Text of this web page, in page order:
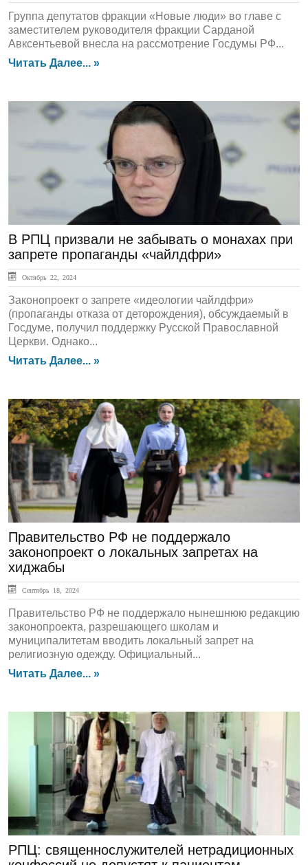
Группа депутатов фракции «Новые люди» во главе с
заместителем руководителя фракции Сарданой
Авксентьевой внесла на рассмотрение Госдумы РФ...
Читать Далее... »
ЛЕНТА НОВОСТЕЙ
В РПЦ призвали не забывать о монахах при
запрете пропаганды «чайлдфри»
Октябрь 22, 2024
Законопроект о запрете «идеологии чайлдфри»
(пропаганды отказа от деторождения), обсуждаемый в
Госдуме, получил поддержку Русской Православной
Церкви. Однако...
Читать Далее... »
ЛЕНТА НОВОСТЕЙ
Правительство РФ не поддержало
законопроект о локальных запретах на
хиджабы
Сентябрь 18, 2024
Правительство РФ не поддержало нынешнюю редакцию
законопроекта, разрешающего школам и
муниципалитетам вводить локальный запрет на
религиозную одежду. Официальный...
Читать Далее... »
ЛЕНТА НОВОСТЕЙ
РПЦ: священнослужителей нетрадиционных